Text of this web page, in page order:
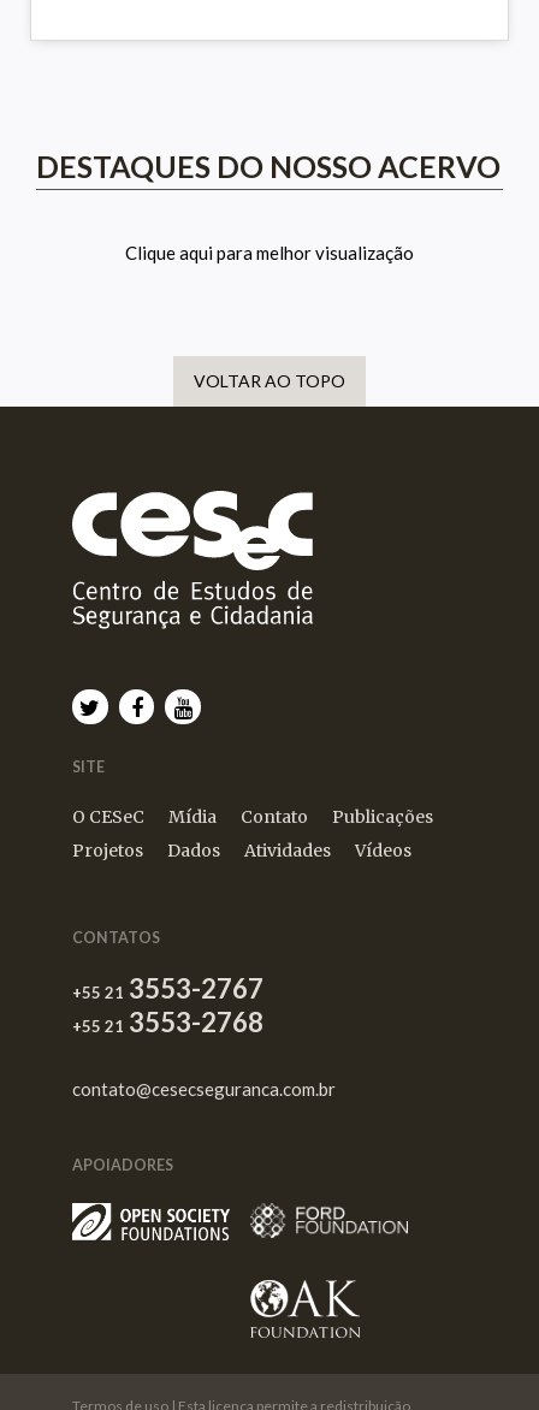
DESTAQUES DO NOSSO ACERVO
Clique aqui para melhor visualização
VOLTAR AO TOPO
SITE
O CESeC Mídia Contato
Publicações
Projetos
Dados Atividades Vídeos
CONTATOS
+55 21 3553-2767
+55 21 3553-2768
contato@cesecseguranca.com.br
APOIADORES
Termos de uso | Esta licença permite a redistribuição,